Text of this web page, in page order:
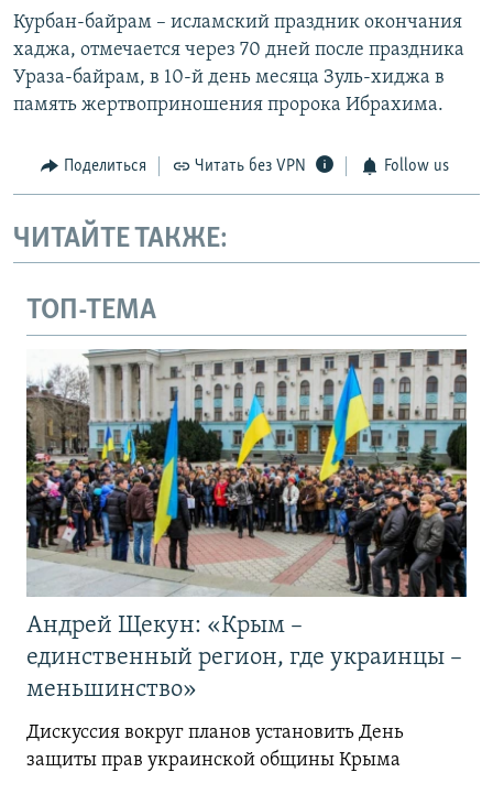
Курбан-байрам – исламский праздник окончания
хаджа, отмечается через 70 дней после праздника
Ураза-байрам, в 10-й день месяца Зуль-хиджа в
память жертвоприношения пророка Ибрахима.
Поделиться Читать без VPN Follow us
ЧИТАЙТЕ ТАКЖЕ:
ТОП-ТЕМА
Андрей Щекун: «Крым –
единственный регион, где украинцы –
меньшинство»
Дискуссия вокруг планов установить День
защиты прав украинской общины Крыма